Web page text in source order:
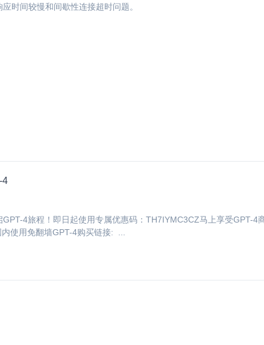
时间较慢和间歇性连接超时问题。
4
4旅程！即日起使用专属优惠码：TH7IYMC3CZ马上享受GPT-
使用免翻墙GPT-4购买链接: ...